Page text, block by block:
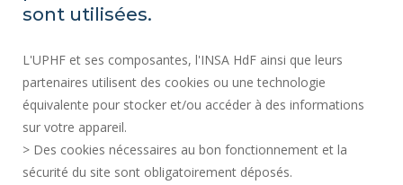
PLAN DU SITE
DONNÉES PERSONNELLES
MARCHÉS PUBLICS
MENTIONS LÉGALES
CRÉDITS
sont utilisées.
L'UPHF et ses composantes, l'INSA HdF ainsi que leurs
partenaires utilisent des cookies ou une technologie
équivalente pour stocker et/ou accéder à des informations
sur votre appareil.
> Des cookies nécessaires au bon fonctionnement et la
sécurité du site sont obligatoirement déposés.